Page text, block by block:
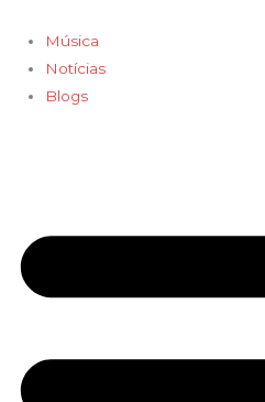
para
conteúdo
Música
Notícias
Blogs